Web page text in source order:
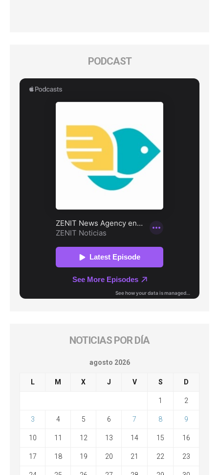
PODCAST
NOTICIAS POR DÍA
agosto 2026
L M X J V S D
1 2
3 4 5 6 7 8 9
10 11 12 13 14 15 16
17 18 19 20 21 22 23